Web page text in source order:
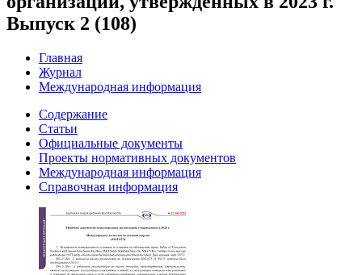
Выпуск 2 (108)
Главная
Журнал
Международная информация
Содержание
Статьи
Официальные документы
Проекты нормативных документов
Международная информация
Справочная информация